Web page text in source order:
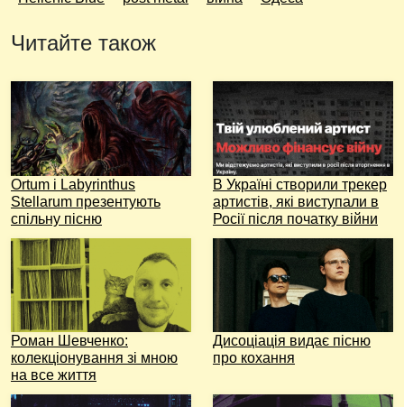
Читайте також
Ortum і Labyrinthus
Stellarum презентують
спільну пісню
В Україні створили трекер
артистів, які виступали в
Росії після початку війни
Роман Шевченко:
колекціонування зі мною
на все життя
Дисоціація видає пісню
про кохання